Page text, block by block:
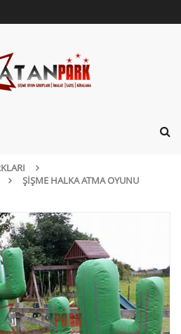
ŞIŞME HALKA ATMA OYUNU